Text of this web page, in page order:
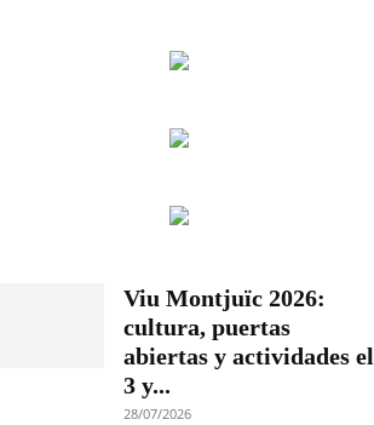
Viu Montjuïc 2026:
cultura, puertas
abiertas y actividades el
3 y...
28/07/2026